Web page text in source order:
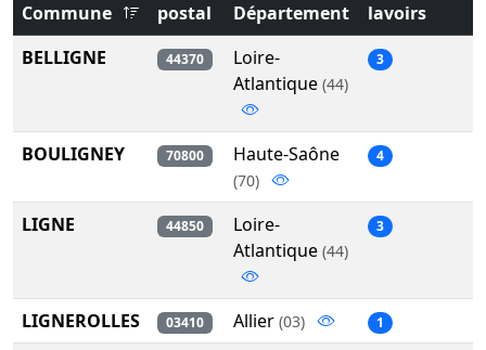
Commune
postal
Département
lavoirs
BELLIGNE
44370
Loire-
Atlantique (44)
3
BOULIGNEY 70800 Haute-Saône
(70)
4
LIGNE 44850
Loire-
Atlantique (44)
3
LIGNEROLLES 03410 Allier (03) 1